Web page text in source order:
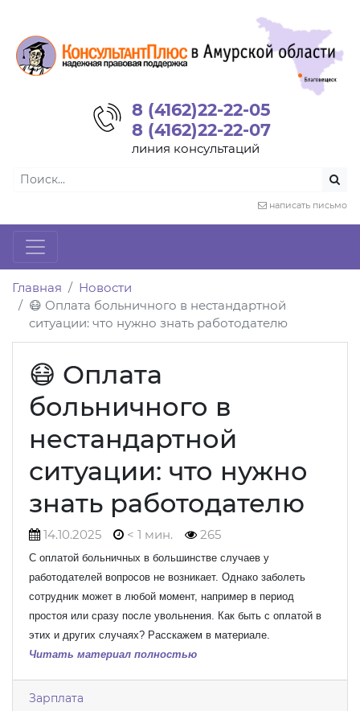
8 (4162)22-22-05
8 (4162)22-22-07
линия консультаций
написать письмо
Главная
Новости
😷 Оплата больничного в нестандартной
ситуации: что нужно знать работодателю
😷 Оплата
больничного в
нестандартной
ситуации: что нужно
знать работодателю
14.10.2025 < 1 мин. 265
С оплатой больничных в большинстве случаев у
работодателей вопросов не возникает. Однако заболеть
сотрудник может в любой момент, например в период
простоя или сразу после увольнения. Как быть с оплатой в
этих и других случаях? Расскажем в материале.
Читать материал полностью
Зарплата